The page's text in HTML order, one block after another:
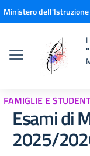
Vai ai contenuti
Vai al menu di
Vai al footer
Ministero dell'Istruzione
FAMIGLIE E
Esami di
2025/